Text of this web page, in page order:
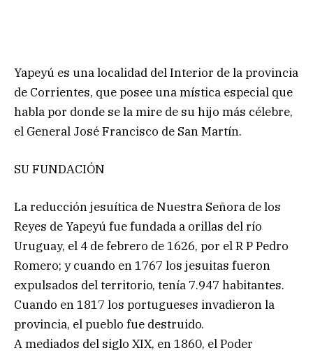
Yapeyú es una localidad del Interior de la provincia
de Corrientes, que posee una mística especial que
habla por donde se la mire de su hijo más célebre,
el General José Francisco de San Martín.
SU FUNDACIÓN
La reducción jesuítica de Nuestra Señora de los
Reyes de Yapeyú fue fundada a orillas del río
Uruguay, el 4 de febrero de 1626, por el R P Pedro
Romero; y cuando en 1767 los jesuitas fueron
expulsados del territorio, tenía 7.947 habitantes.
Cuando en 1817 los portugueses invadieron la
provincia, el pueblo fue destruido.
A mediados del siglo XIX, en 1860, el Poder